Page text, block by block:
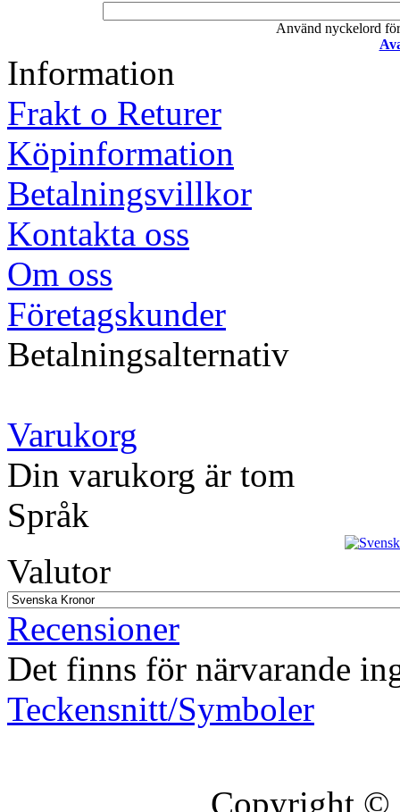
Använd nyckelord
Information
Frakt o Returer
Köpinformation
Betalningsvillkor
Kontakta oss
Om oss
Företagskunder
Betalningsalternativ
Varukorg
Din varukorg är tom
Språk
Valutor
Recensioner
Det finns för närvarande
Teckensnitt/Symboler
Copyright